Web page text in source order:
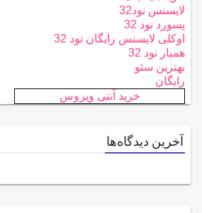
لایسنس نود32
پسورد نود 32
اوکلی لایسنس رایگان نود 32
همیار نود 32
بهترین سئو
رایگان
خرید آنتی ویروس
آخرین دیدگاه‌ها